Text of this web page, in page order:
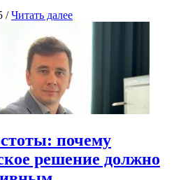
/Читать далее
почему
решение должно